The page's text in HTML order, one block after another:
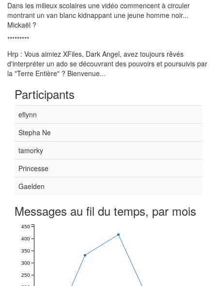
Dans les milieux scolaires une vidéo commencent à circuler
montrant un van blanc kidnappant une jeune homme noir...
Mickaël ?
*********
Hrp : Vous aimiez XFiles, Dark Angel, avez toujours rêvés
d'interpréter un ado se découvrant des pouvoirs et poursuivis par
la "Terre Entière" ? Bienvenue...
Participants
eflynn
Stepha Ne
tamorky
Princesse
Gaelden
Messages au fil du temps, par mois
250
300
350
400
450